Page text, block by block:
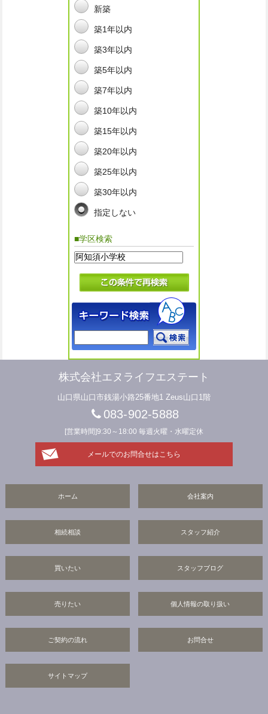
新築
築1年以内
築3年以内
築5年以内
築7年以内
築10年以内
築15年以内
築20年以内
築25年以内
築30年以内
指定しない
■学区検索
株式会社エヌライフエステート
山口県山口市銭湯小路25番地1 Zeus山口1階
083-902-5888
[営業時間]9:30～18:00 毎週火曜・水曜定休
メールでのお問合せはこちら
ホーム
ご契約の流れ お問合せ
相続相談
会社案内
個人情報の取り扱い
買いたい
スタッフ紹介
サイトマップ
売りたい
スタッフブログ